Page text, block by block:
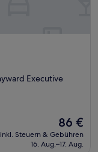
Executive
Der
Preis
beträgt
86 €
inkl. Steuern & Gebühren
16. Aug.–17. Aug.